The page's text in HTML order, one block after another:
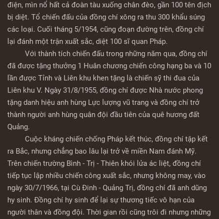
điện, mìn nổ hất cả đoàn tàu xuống chân đèo, gần 100 tên địch
bị diệt. Tổ chiến đấu của đồng chí xông ra thu 300 khẩu súng
các loại. Cuối tháng 5/1954, cũng đoạn đường trên, đồng chí
lại đánh một trận xuất sắc, diệt 100 sĩ quan Pháp.
Với thành tích chiến đấu trong những năm qua, đồng chí
đã được tặng thưởng 1 Huân chương chiến công hạng ba và 10
lần được Tỉnh và Liên khu khen tặng là chiến sỹ thi đua của
Liên khu V. Ngày 31/8/1955, đồng chí được Nhà nước phong
tặng danh hiệu anh hùng Lực lượng vũ trang và đồng chí trở
thành người anh hùng quân đội đầu tiên của quê hương đất
Quảng.
Cuộc kháng chiến chống Pháp kết thúc, đồng chí tập kết
ra Bắc, nhưng chẳng bao lâu lại trở về miền Nam đánh Mỹ.
Trên chiến trường Bình - Trị - Thiên khói lửa ác liệt, đồng chí
tiếp tục lập nhiều chiến công xuất sắc, nhưng không may, vào
ngày 30/7/1966, tại Cù Đinh - Quảng Trị, đồng chí đã anh dũng
hy sinh. Đồng chí hy sinh để lại sự thương tiếc vô hạn của
người thân và đồng đội. Thời gian rồi cũng trôi đi nhưng những